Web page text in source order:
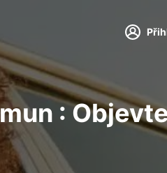
: